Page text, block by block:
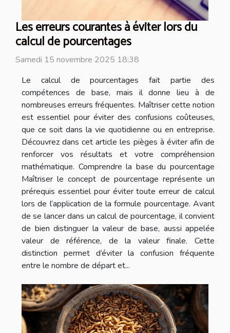
Les erreurs courantes à éviter lors du
calcul de pourcentages
Samedi 15 novembre 2025 18:38
Le calcul de pourcentages fait partie des
compétences de base, mais il donne lieu à de
nombreuses erreurs fréquentes. Maîtriser cette notion
est essentiel pour éviter des confusions coûteuses,
que ce soit dans la vie quotidienne ou en entreprise.
Découvrez dans cet article les pièges à éviter afin de
renforcer vos résultats et votre compréhension
mathématique. Comprendre la base du pourcentage
Maîtriser le concept de pourcentage représente un
prérequis essentiel pour éviter toute erreur de calcul
lors de l’application de la formule pourcentage. Avant
de se lancer dans un calcul de pourcentage, il convient
de bien distinguer la valeur de base, aussi appelée
valeur de référence, de la valeur finale. Cette
distinction permet d’éviter la confusion fréquente
entre le nombre de départ et...